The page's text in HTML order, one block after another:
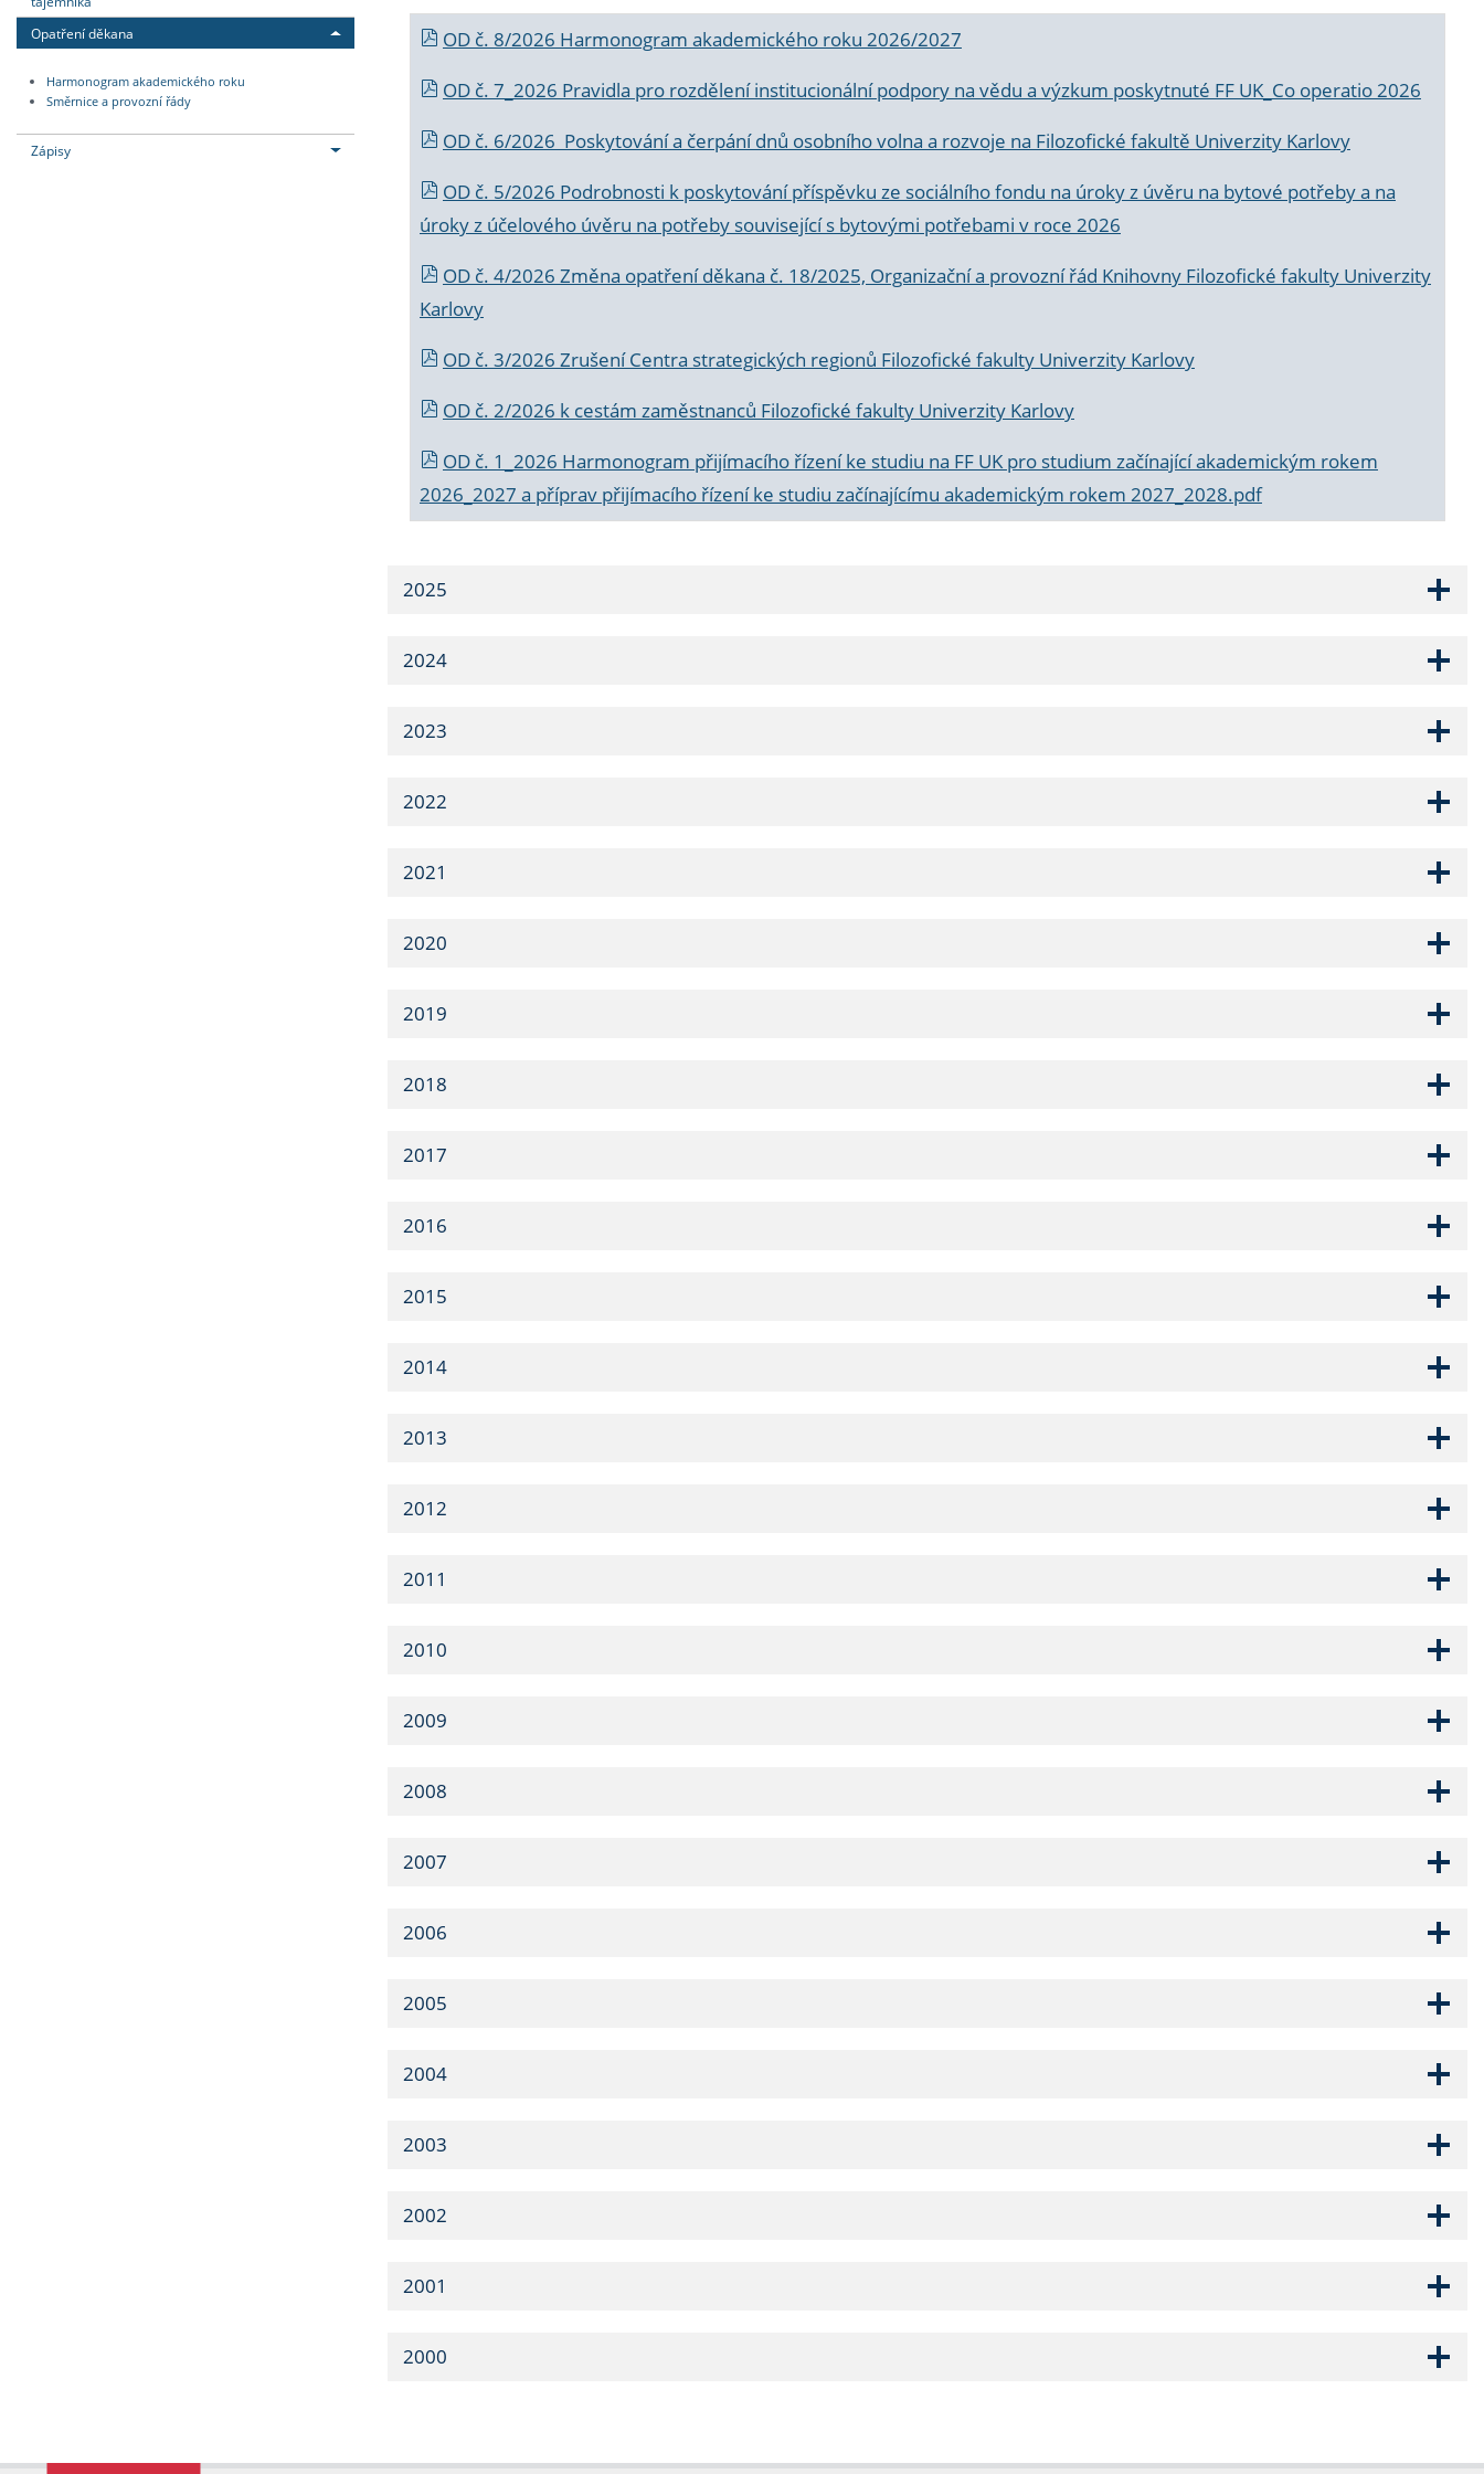
Opatření děkana
Harmonogram akademického roku
Směrnice a provozní řády
Zápisy
OD č. 8/2026 Harmonogram akademického roku 2026/2027
OD č. 7_2026 Pravidla pro rozdělení institucionální podpory na vědu a výzkum poskytnuté FF UK_Co operatio 2026
OD č. 6/2026 Poskytování a čerpání dnů osobního volna a rozvoje na Filozofické fakultě Univerzity Karlovy
OD č. 5/2026 Podrobnosti k poskytování příspěvku ze sociálního fondu na úroky z úvěru na bytové potřeby a na
úroky z účelového úvěru na potřeby související s bytovými potřebami v roce 2026
OD č. 4/2026 Změna opatření děkana č. 18/2025, Organizační a provozní řád Knihovny Filozofické fakulty Univerzity
Karlovy
OD č. 3/2026 Zrušení Centra strategických regionů Filozofické fakulty Univerzity Karlovy
OD č. 2/2026 k cestám zaměstnanců Filozofické fakulty Univerzity Karlovy
OD č. 1_2026 Harmonogram přijímacího řízení ke studiu na FF UK pro studium začínající akademickým rokem
2026_2027 a příprav přijímacího řízení ke studiu začínajícímu akademickým rokem 2027_2028.pdf
2025
2024
2023
2022
2021
2020
2019
2018
2017
2016
2015
2014
2013
2012
2011
2010
2009
2008
2007
2006
2005
2004
2003
2002
2001
2000